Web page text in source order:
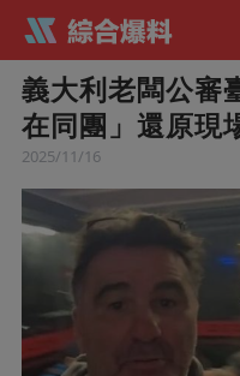
義大利老闆公審
在同團」還原現
2025/11/16